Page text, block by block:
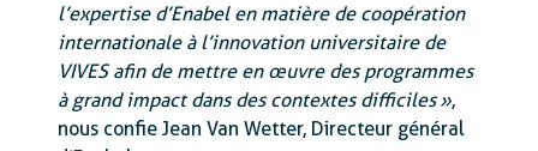
l’expertise d’Enabel en matière de coopération
internationale à l’innovation universitaire de
VIVES afin de mettre en œuvre des programmes
à grand impact dans des contextes difficiles »,
nous confie Jean Van Wetter, Directeur général